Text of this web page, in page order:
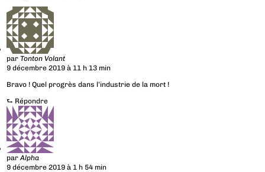
parTonton Volant
9 décembre 2019 à 11 h 13 min
Bravo ! Quel progrès dans l’industrie de la mort !
⮑ Répondre
parAlpha
9 décembre 2019 à 1 h 54 min